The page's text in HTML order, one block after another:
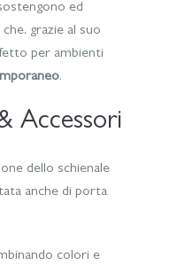
ed
grazie al suo
per ambienti
.
Accessori
dello schienale
anche di porta
colori e